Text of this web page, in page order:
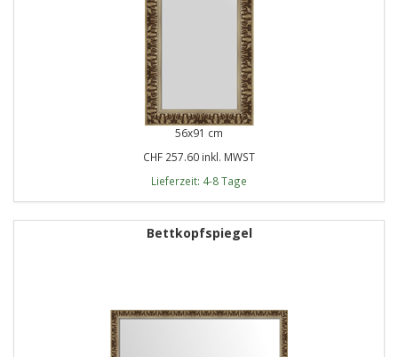
56x91 cm
CHF 257.60 inkl. MWST
Lieferzeit: 4-8 Tage
Bettkopfspiegel